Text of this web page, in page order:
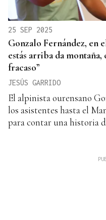
25 SEP 2025
Gonzalo Fernández, en
estás arriba da
fracaso”
JESÚS GARRIDO
El alpinista ourensano
los asistentes hasta el
para contar una historia